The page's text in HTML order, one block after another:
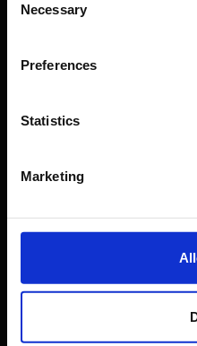
Selection
Necessary
Preferences
Statistics
Marketing
sviluppare una collezione